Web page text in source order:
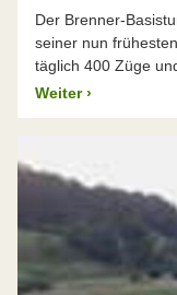
Der Brenner-
seiner nun
täglich 400 Züge
Weiter ›